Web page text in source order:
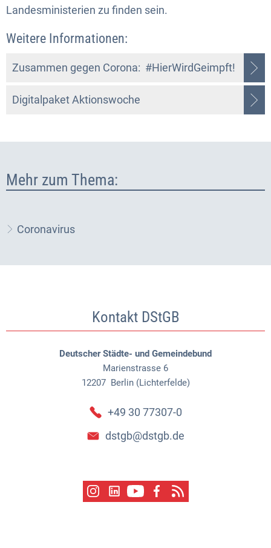
Landesministerien zu finden sein.
Weitere Informationen:
Zusammen gegen Corona: #HierWirdGeimpft!
Digitalpaket Aktionswoche
Mehr zum Thema:
Coronavirus
Kontakt DStGB
Deutscher Städte- und Gemeindebund
Marienstrasse 6
12207 Berlin (Lichterfelde)
+49 30 77307-0
dstgb@dstgb.de